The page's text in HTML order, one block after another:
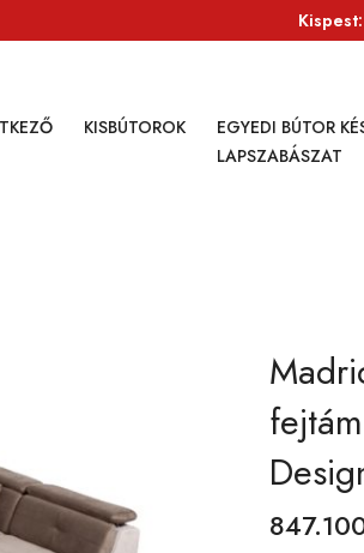
KISBÚTOROK
EGYEDI BÚTOR
LAPSZABÁSZAT